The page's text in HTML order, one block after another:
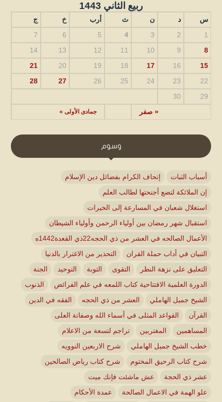
ربيع الثاني 1443
س د ن ث أرب خ ج
« صفر جمادى الأولى »
1
2
3
4
5
6
7
8
9
10
11
12
13
14
15
16
17
18
19
20
21
22
23
24
25
26
27
28
29
30
وسوم
أسباب الثبات
إتحاف الكرام بفضائل دين الإسلام
إن الملائكة لتضع أجنحتها لطالب العلم
استغلال شعبان في المسارعة إلى الخيرات
استقبال شهر رمضان بين أولياء الرحمن وأولياء الشيطان
الأعمال الصالحه في العشر من ذي الحجه22ذي القعدة1442ه
التبيان في أداب حملة القران
التحذير من الاغترار بالدنيا
التعليق على نزهة النظر
التقوى التوبة التوحيد
الجنة
الدورة العلمية الافتتاحية كتاب اللمعه في علم الفرائض
الذنوب
الشيخ جميل الهاملي
العشر من ذي الحجه
الفقه في الدين
القرآن
القواعد المثلى في أسماء الله وصفاتة العلى
المساهمين
المغتربين
تراجم لتسعة من الاعلام
خطب الشيخ جميل الهاملي
شرح الاربعين النوويه
شرح كتاب الرحيق المختوم
شرح كتاب رياض الصالحين
عشر ذي الحجة
عش ماشئت فإنك ميت
علو الهمة في الاعمال الصالحة
عمدة الأحكام